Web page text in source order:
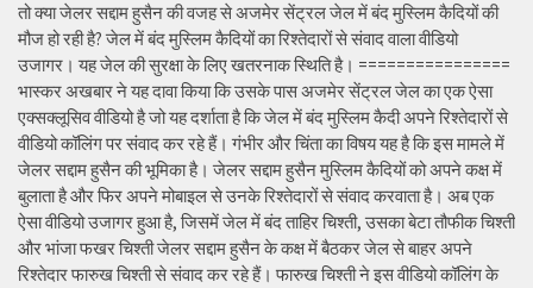
तो क्या जेलर सद्दाम हुसैन की वजह से अजमेर सेंट्रल जेल में बंद मुस्लिम कैदियों की
मौज हो रही है? जेल में बंद मुस्लिम कैदियों का रिश्तेदारों से संवाद वाला वीडियो
उजागर। यह जेल की सुरक्षा के लिए खतरनाक स्थिति है। ================
भास्कर अखबार ने यह दावा किया कि उसके पास अजमेर सेंट्रल जेल का एक ऐसा
एक्सक्लूसिव वीडियो है जो यह दर्शाता है कि जेल में बंद मुस्लिम कैदी अपने रिश्तेदारों से
वीडियो कॉलिंग पर संवाद कर रहे हैं। गंभीर और चिंता का विषय यह है कि इस मामले में
जेलर सद्दाम हुसैन की भूमिका है। जेलर सद्दाम हुसैन मुस्लिम कैदियों को अपने कक्ष में
बुलाता है और फिर अपने मोबाइल से उनके रिश्तेदारों से संवाद करवाता है। अब एक
ऐसा वीडियो उजागर हुआ है, जिसमें जेल में बंद ताहिर चिश्ती, उसका बेटा तौफीक चिश्ती
और भांजा फखर चिश्ती जेलर सद्दाम हुसैन के कक्ष में बैठकर जेल से बाहर अपने
रिश्तेदार फारुख चिश्ती से संवाद कर रहे हैं। फारुख चिश्ती ने इस वीडियो कॉलिंग के